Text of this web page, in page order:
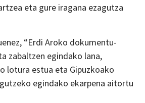
eta gure iragana ezagutza
“Erdi Aroko dokumentu-
zabaltzen egindako lana,
lotura estua eta Gipuzkoako
egindako ekarpena aitortu